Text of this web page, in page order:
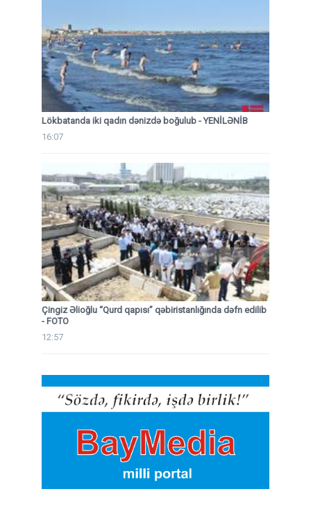
Lökbatanda iki qadın dənizdə boğulub - YENİLƏNİB
16:07
Çingiz Əlioğlu “Qurd qapısı” qəbiristanlığında dəfn edilib
- FOTO
12:57